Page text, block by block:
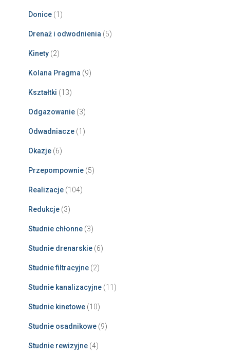
Donice (1)
Drenaż i odwodnienia (5)
Kinety (2)
Kolana Pragma (9)
Kształtki (13)
Odgazowanie (3)
Odwadniacze (1)
Okazje (6)
Przepompownie (5)
Realizacje (104)
Redukcje (3)
Studnie chłonne (3)
Studnie drenarskie (6)
Studnie filtracyjne (2)
Studnie kanalizacyjne (11)
Studnie kinetowe (10)
Studnie osadnikowe (9)
Studnie rewizyjne (4)